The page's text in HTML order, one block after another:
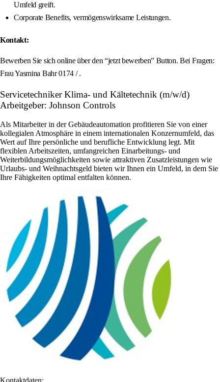
Umfeld greift.
Corporate Benefits, vermögenswirksame Leistungen.
Kontakt:
Bewerben Sie sich online über den “jetzt bewerben” Button. Bei Fragen:
Frau Yasmina Bahr 0174 / .
Servicetechniker Klima- und Kältetechnik (m/w/d)
Arbeitgeber: Johnson Controls
Als Mitarbeiter in der Gebäudeautomation profitieren Sie von einer
kollegialen Atmosphäre in einem internationalen Konzernumfeld, das
Wert auf Ihre persönliche und berufliche Entwicklung legt. Mit
flexiblen Arbeitszeiten, umfangreichen Einarbeitungs- und
Weiterbildungsmöglichkeiten sowie attraktiven Zusatzleistungen wie
Urlaubs- und Weihnachtsgeld bieten wir Ihnen ein Umfeld, in dem Sie
Ihre Fähigkeiten optimal entfalten können.
Kontaktdaten: